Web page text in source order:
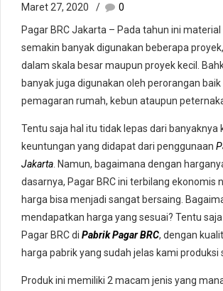
Maret 27, 2020
0
Pagar BRC Jakarta – Pada tahun ini material
semakin banyak digunakan beberapa
dalam skala besar maupun proyek kecil.
banyak juga digunakan oleh perorangan
pemagaran rumah, kebun ataupun
Tentu saja hal itu tidak lepas dari banyaknya
keuntungan yang didapat dari penggunaan
Jakarta . Namun, bagaimana dengan
dasarnya, Pagar BRC ini terbilang ekonomis
harga bisa menjadi sangat bersaing.
mendapatkan harga yang sesuai? Tentu
Pagar BRC di Pabrik Pagar BRC, dengan
harga pabrik yang sudah jelas kami produksi
Produk ini memiliki 2 macam jenis yang